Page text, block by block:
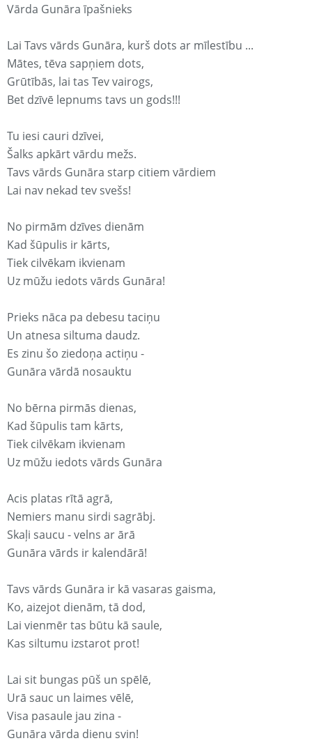
Vārda Gunāra īpašnieks
Lai Tavs vārds Gunāra, kurš dots ar mīlestību ...
Mātes, tēva sapņiem dots,
Grūtībās, lai tas Tev vairogs,
Bet dzīvē lepnums tavs un gods!!!
Tu iesi cauri dzīvei,
Šalks apkārt vārdu mežs.
Tavs vārds Gunāra starp citiem vārdiem
Lai nav nekad tev svešs!
No pirmām dzīves dienām
Kad šūpulis ir kārts,
Tiek cilvēkam ikvienam
Uz mūžu iedots vārds Gunāra!
Prieks nāca pa debesu taciņu
Un atnesa siltuma daudz.
Es zinu šo ziedoņa actiņu -
Gunāra vārdā nosauktu
No bērna pirmās dienas,
Kad šūpulis tam kārts,
Tiek cilvēkam ikvienam
Uz mūžu iedots vārds Gunāra
Acis platas rītā agrā,
Nemiers manu sirdi sagrābj.
Skaļi saucu - velns ar ārā
Gunāra vārds ir kalendārā!
Tavs vārds Gunāra ir kā vasaras gaisma,
Ko, aizejot dienām, tā dod,
Lai vienmēr tas būtu kā saule,
Kas siltumu izstarot prot!
Lai sit bungas pūš un spēlē,
Urā sauc un laimes vēlē,
Visa pasaule jau zina -
Gunāra vārda dienu svin!